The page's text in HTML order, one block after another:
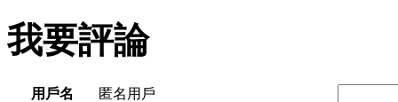
我要評論
用戶名
匿名用戶